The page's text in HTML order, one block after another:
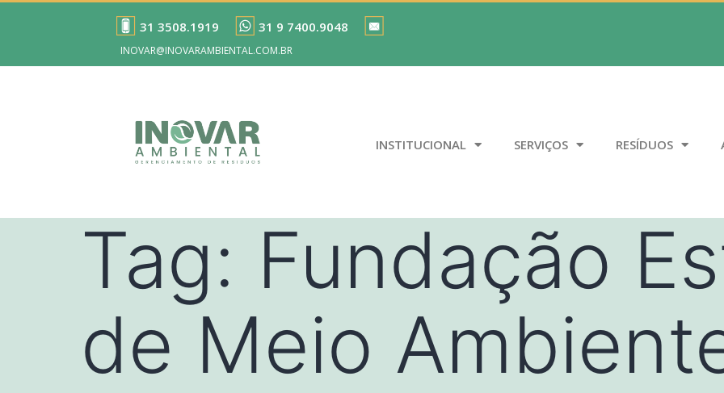
31 3508.1919 31 9 7400.9048
INOVAR@INOVARAMBIENTAL.COM.BR
INSTITUCIONAL SERVIÇOS RESÍDUOS
Tag: Fundação
de Meio